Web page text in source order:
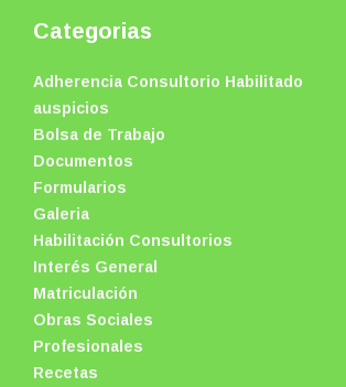
Categorias
Adherencia Consultorio Habilitado
auspicios
Bolsa de Trabajo
Documentos
Formularios
Galeria
Habilitación Consultorios
Interés General
Matriculación
Obras Sociales
Profesionales
Recetas